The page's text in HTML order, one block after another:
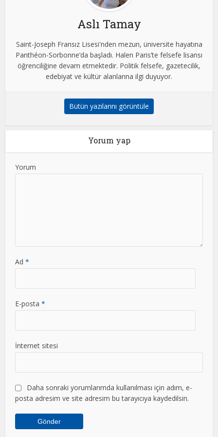
Aslı Tamay
Saint-Joseph Fransız Lisesi'nden mezun, üniversite hayatına
Panthéon-Sorbonne’da başladı. Halen Paris’te felsefe lisansı
öğrenciliğine devam etmektedir. Politik felsefe, gazetecilik,
edebiyat ve kültür alanlarına ilgi duyuyor.
Bütün yazılarını görüntüle
Yorum yap
Yorum
Ad*
E-posta*
İnternet sitesi
Daha sonraki yorumlarımda kullanılması için adım, e-
posta adresim ve site adresim bu tarayıcıya kaydedilsin.